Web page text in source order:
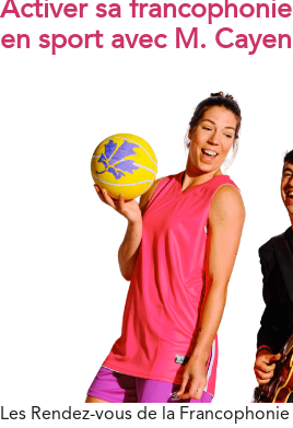
Activer sa
en sport avec M.
Les Rendez-vous de la